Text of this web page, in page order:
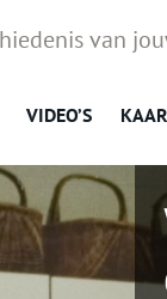
van
VIDEO’S